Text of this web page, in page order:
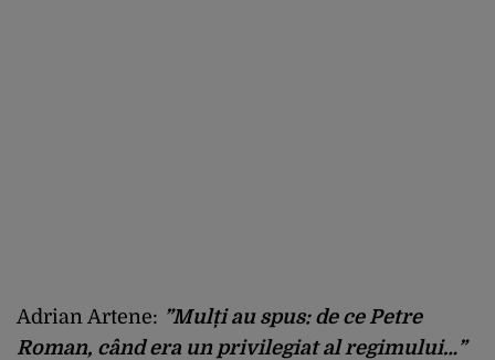
Adrian Artene: ”Mulți au spus: de ce Petre
Roman, când era un privilegiat al regimului…”